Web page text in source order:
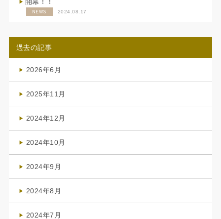
開幕！！
NEWS 2024.08.17
過去の記事
2026年6月
2025年11月
2024年12月
2024年10月
2024年9月
2024年8月
2024年7月